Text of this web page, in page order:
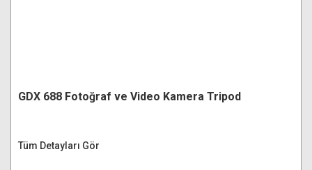
GDX 688 Fotoğraf ve Video Kamera Tripod
Tüm Detayları Gör